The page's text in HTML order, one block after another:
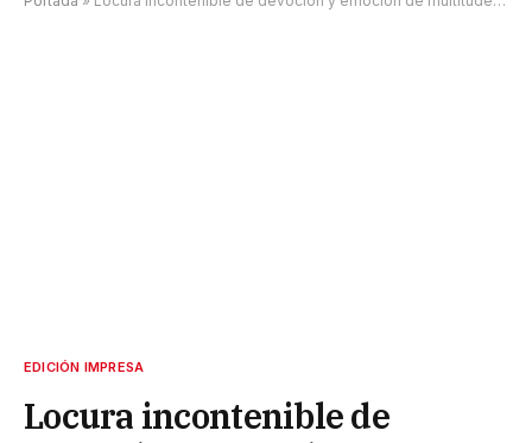
EDICIÓN IMPRESA
Locura incontenible de